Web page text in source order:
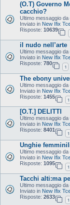
(O.T) Governo
cacchio?
Ultimo messaggio da
Inviato in New Ifix
Risposte: 10639
il nudo nell’arte
Ultimo messaggio da
Inviato in New Ifix
Risposte: 780
1
The ebony
Ultimo messaggio da
Inviato in New Ifix
Risposte: 1455
1
[O.T.] DELITTI
Ultimo messaggio da
Inviato in New Ifix
Risposte: 8401
1
Unghie
Ultimo messaggio da
Inviato in New Ifix
Risposte: 1095
1
Tacchi alti:ma
Ultimo messaggio da
Inviato in New Ifix
Risposte: 2633
1